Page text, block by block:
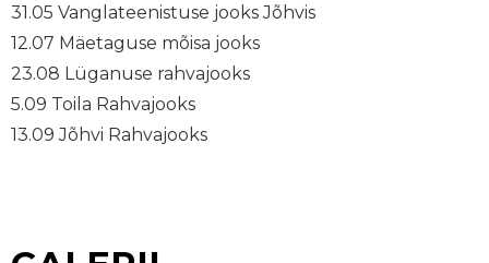
31.05 Vanglateenistuse jooks Jõhvis
12.07 Mäetaguse mõisa jooks
23.08 Lüganuse rahvajooks
5.09 Toila Rahvajooks
13.09 Jõhvi Rahvajooks